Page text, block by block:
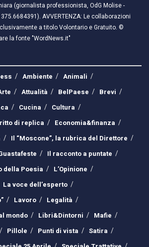
(giornalista professionista, OdG Molise -
AVVERTENZA: Le collaborazioni
a titolo Volontario e Gratuito. ©
la fonte "WordNews.it"
Ambiente
Animali
Attualità BelPaese
Brevi
Cucina
Cultura
di replica
Economia&finanza
Il “Moscone”, la rubrica del Direttore
Il racconto a puntate
della Poesia
L’Opinione
La voce dell’esperto
Lavoro
Legalità
mondo
Libri&Dintorni
Mafie
Pillole Punti di vista
Satira